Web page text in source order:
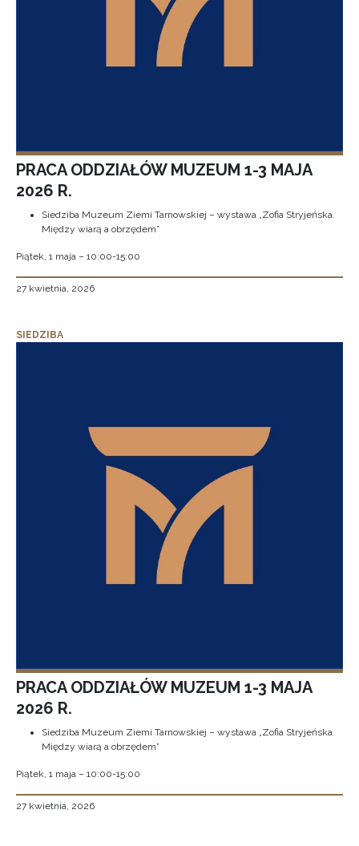
PRACA ODDZIAŁÓW MUZEUM 1-3 MAJA
2026 R.
Siedziba Muzeum Ziemi Tarnowskiej – wystawa „Zofia Stryjeńska.
Między wiarą a obrzędem”
Piątek, 1 maja – 10:00-15:00
27 kwietnia, 2026
SIEDZIBA
PRACA ODDZIAŁÓW MUZEUM 1-3 MAJA
2026 R.
Siedziba Muzeum Ziemi Tarnowskiej – wystawa „Zofia Stryjeńska.
Między wiarą a obrzędem”
Piątek, 1 maja – 10:00-15:00
27 kwietnia, 2026